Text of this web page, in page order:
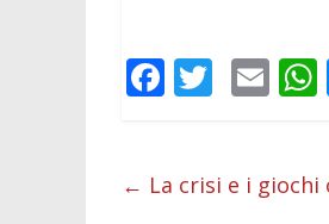
F
b
T
er
E
l
← La crisi e i giochi